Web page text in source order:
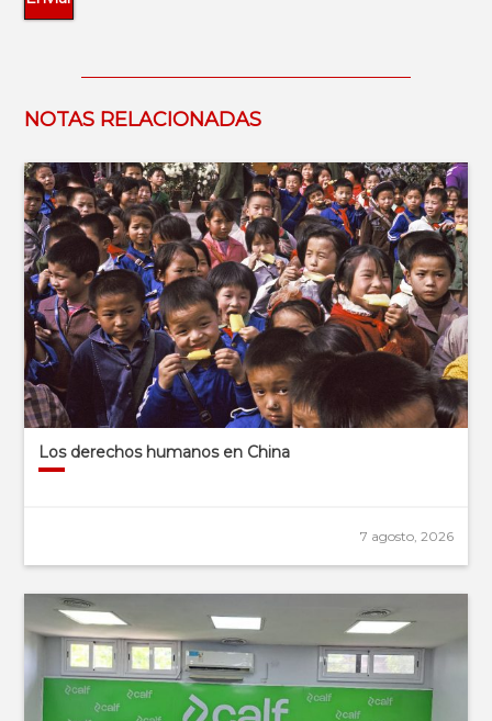
NOTAS RELACIONADAS
Los derechos humanos en China
7 agosto, 2026